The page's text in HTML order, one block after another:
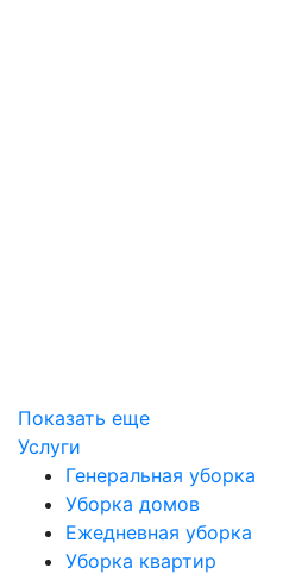
Показать еще
Услуги
Генеральная уборка
Уборка домов
Ежедневная уборка
Уборка квартир